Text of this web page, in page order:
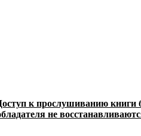
к прослушиванию книги
не